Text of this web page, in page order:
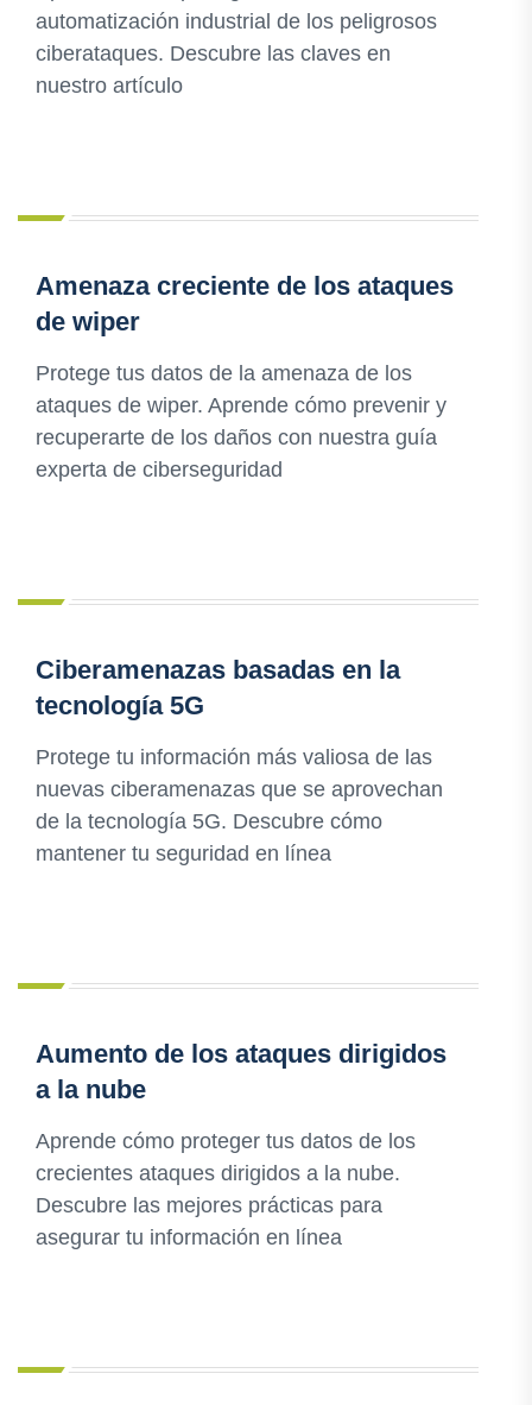
automatización industrial de los peligrosos
ciberataques. Descubre las claves en
nuestro artículo
Amenaza creciente de los ataques
de wiper
Protege tus datos de la amenaza de los
ataques de wiper. Aprende cómo prevenir y
recuperarte de los daños con nuestra guía
experta de ciberseguridad
Ciberamenazas basadas en la
tecnología 5G
Protege tu información más valiosa de las
nuevas ciberamenazas que se aprovechan
de la tecnología 5G. Descubre cómo
mantener tu seguridad en línea
Aumento de los ataques dirigidos
a la nube
Aprende cómo proteger tus datos de los
crecientes ataques dirigidos a la nube.
Descubre las mejores prácticas para
asegurar tu información en línea